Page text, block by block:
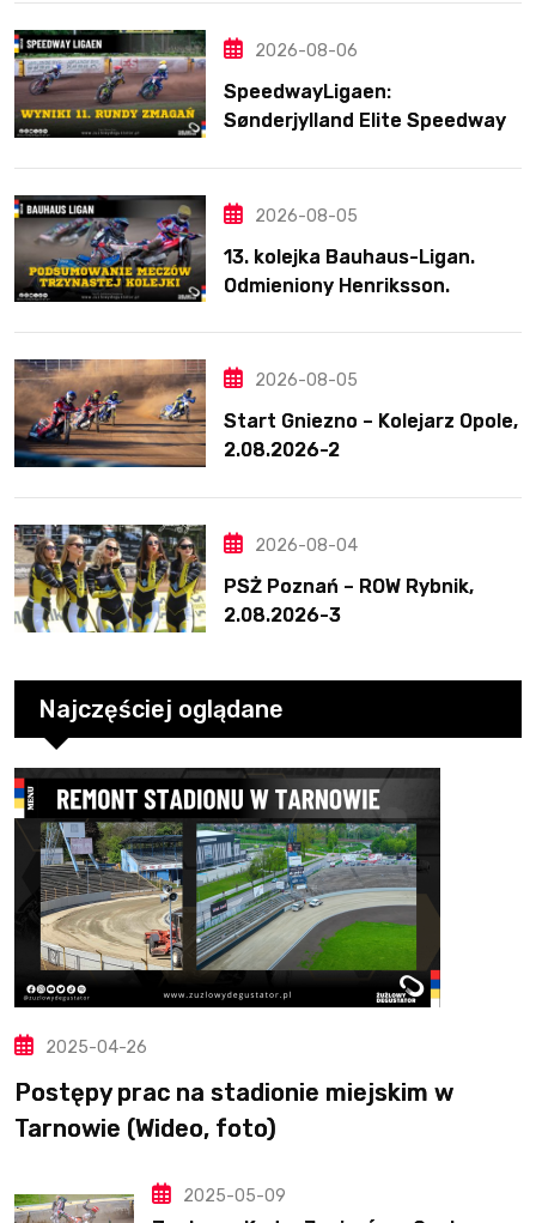
2026-08-06
SpeedwayLigaen:
Sønderjylland Elite Speedway
2026-08-05
13. kolejka Bauhaus-Ligan.
Odmieniony Henriksson.
2026-08-05
Start Gniezno – Kolejarz Opole,
2.08.2026-2
2026-08-04
PSŻ Poznań – ROW Rybnik,
2.08.2026-3
Najczęściej oglądane
2025-04-26
Postępy prac na stadionie miejskim w
Tarnowie (Wideo, foto)
2025-05-09